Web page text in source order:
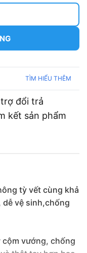
TÌM HIỂU THÊM
đổi trả
kết sản phẩm
tỳ vết cùng khả
vệ sinh,chống
cộm vướng, chống